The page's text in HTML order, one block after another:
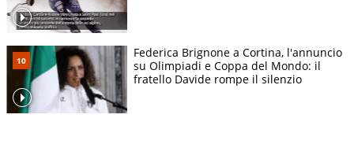
Federica Brignone a Cortina, l'annuncio
su Olimpiadi e Coppa del Mondo: il
fratello Davide rompe il silenzio